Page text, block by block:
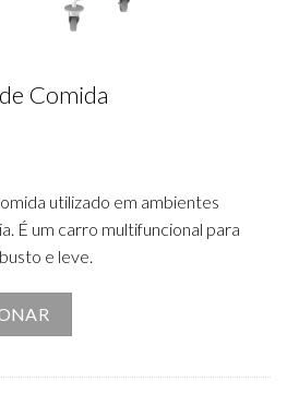
Comida
utilizado em ambientes
É um carro multifuncional para
e leve.